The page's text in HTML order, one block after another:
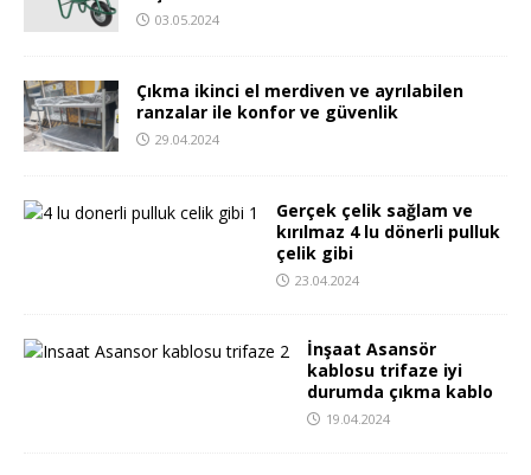
03.05.2024
Çıkma ikinci el merdiven ve ayrılabilen
ranzalar ile konfor ve güvenlik
29.04.2024
Gerçek çelik sağlam ve
kırılmaz 4 lu dönerli pulluk
çelik gibi
23.04.2024
İnşaat Asansör
kablosu trifaze iyi
durumda çıkma kablo
19.04.2024